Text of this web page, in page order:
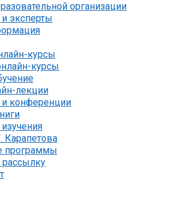
организации
эксперты
курсы
курсы
лекции
конференции
Карапетова
программы
рассылку